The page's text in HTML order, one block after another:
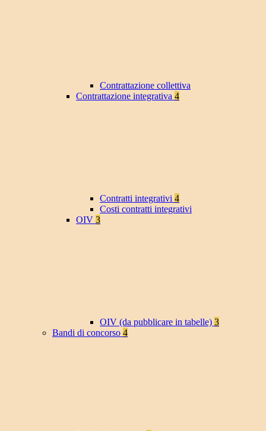
Contrattazione collettiva
Contrattazione integrativa 4
Contratti integrativi 4
Costi contratti integrativi
OIV 3
OIV (da pubblicare in tabelle) 3
Bandi di concorso 4